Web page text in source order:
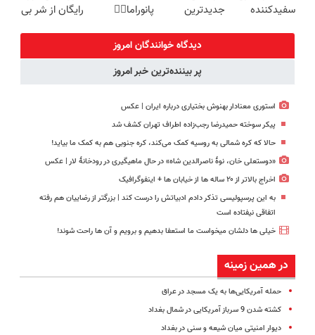
سفیدکننده
جدیدترین
سبک و مقاوم |
پرداخت قسطی
پانوراما👈🏻
360°و سازگار با
اندروید و ios
رایگان از شر بی
دیدگاه خوانندگان امروز
پر بیننده‌ترین خبر امروز
استوری معنادار بهنوش بختیاری درباره ایران | عکس
پیکر سوخته حمیدرضا رجب‌زاده اطراف تهران کشف شد
حالا که کره شمالی به روسیه کمک می‌کند، کره جنوبی هم به کمک ما بیاید!
«دوستعلی خان، نوۀ ناصرالدین شاه» در حال ماهیگیری در رودخانۀ لار | عکس
اخراج بالاتر از ۲۰ ساله ها از خیابان ها + اینفوگرافیک
به این پرسپولیسی تذکر دادم ادبیاتش را درست کند | بزرگتر از رضاییان هم رفته
اتفاقی نیفتاده است
خیلی ها دلشان میخواست ما استعفا بدهیم و برویم و آن ها راحت شوند!
در همین زمینه
حمله آمریکایی‌ها به یک مسجد در عراق
کشته شدن 9 سرباز آمریکایی در شمال بغداد
دیوار امنیتی میان شیعه و سنی در بغداد